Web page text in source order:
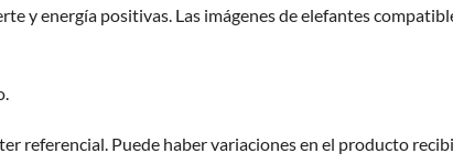
y energía positivas. Las imágenes de elefantes
referencial. Puede haber variaciones en el producto